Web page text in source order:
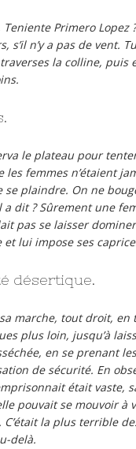
Teniente Primero Lopez ?
s’il n’y a pas de
la colline, puis
le plateau pour
les femmes n’étaient
plaindre. On ne
a dit ? Sûrement une
pas se laisser
et lui impose ses
désertique.
marche, tout droit,
plus loin, jusqu’à
en se prenant
de sécurité. En
était vaste,
pouvait se mouvoir à
C’était la plus terrible
delà.